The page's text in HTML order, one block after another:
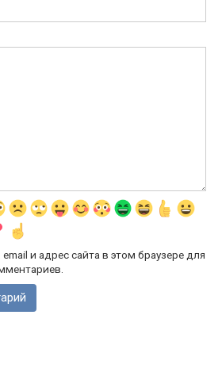
и адрес сайта в этом браузере для